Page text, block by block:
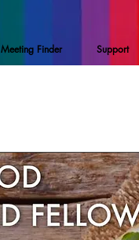
Meeting Finder Support